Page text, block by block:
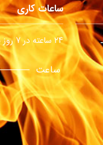
ساعات کاری
24 ساعته در 7 روز هفته
ساعت